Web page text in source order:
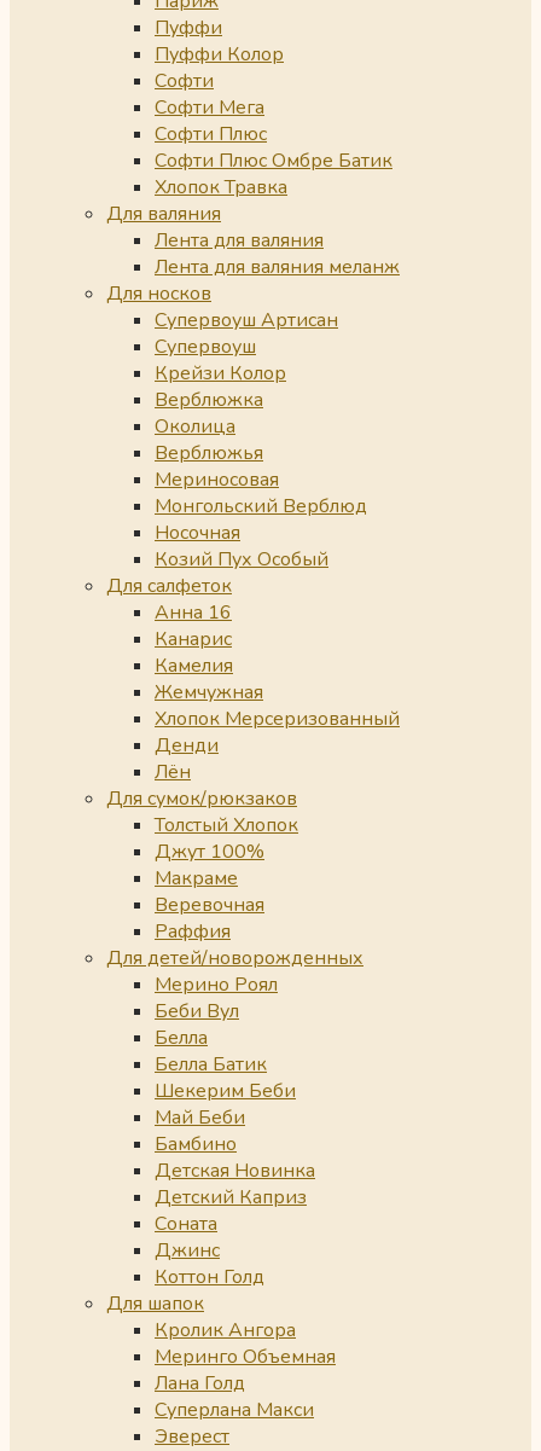
Пуффи
Пуффи Колор
Софти
Софти Мега
Софти Плюс
Софти Плюс Омбре Батик
Хлопок Травка
Для валяния
Лента для валяния
Лента для валяния меланж
Для носков
Супервоуш Артисан
Супервоуш
Крейзи Колор
Верблюжка
Околица
Верблюжья
Мериносовая
Монгольский Верблюд
Носочная
Козий Пух Особый
Для салфеток
Анна 16
Канарис
Камелия
Жемчужная
Хлопок Мерсеризованный
Денди
Лён
Для сумок/рюкзаков
Толстый Хлопок
Джут 100%
Макраме
Веревочная
Раффия
Для детей/новорожденных
Мерино Роял
Беби Вул
Белла
Белла Батик
Шекерим Беби
Май Беби
Бамбино
Детская Новинка
Детский Каприз
Соната
Джинс
Коттон Голд
Для шапок
Кролик Ангора
Меринго Объемная
Лана Голд
Суперлана Макси
Эверест